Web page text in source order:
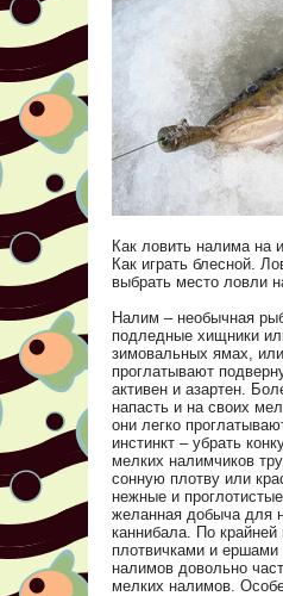
Как ловить налима на
Как играть блесной.
выбрать место ловли
Налим – необычная
подледные хищники
зимовальных ямах,
проглатывают
активен и азартен.
напасть и на своих
они легко
инстинкт – убрать
мелких налимчиков
сонную плотву или
нежные и
желанная добыча для
каннибала. По
плотвичками и
налимов довольно
мелких налимов.